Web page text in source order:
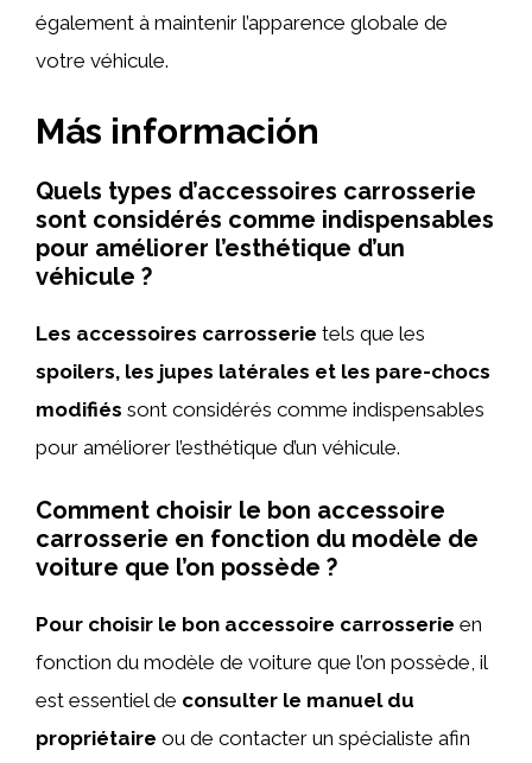
également à maintenir l’apparence globale de
votre véhicule.
Más información
Quels types d’accessoires carrosserie
sont considérés comme indispensables
pour améliorer l’esthétique d’un
véhicule ?
Les accessoires carrosserie tels que les
spoilers, les jupes latérales et les pare-chocs
modifiés sont considérés comme indispensables
pour améliorer l’esthétique d’un véhicule.
Comment choisir le bon accessoire
carrosserie en fonction du modèle de
voiture que l’on possède ?
Pour choisir le bon accessoire carrosserie en
fonction du modèle de voiture que l’on possède, il
est essentiel de consulter le manuel du
propriétaire ou de contacter un spécialiste afin